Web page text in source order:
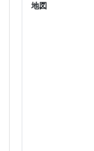
地図